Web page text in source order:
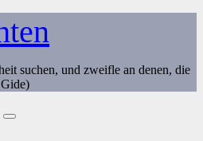
suchen, und zweifle an denen, die